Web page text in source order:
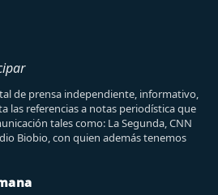
de prensa independiente, informativo,
las referencias a notas periodística que
tales como: La Segunda, CNN
Biobio, con quien además tenemos